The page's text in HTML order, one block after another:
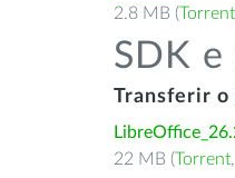
2.8 MB (Torrent
SDK
Transferir o
22 MB (Torrent,